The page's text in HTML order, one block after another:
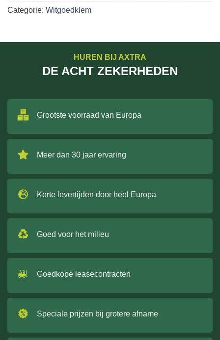
Categorie: Witgoedklem
HUREN BIJ AXTRA
DE ACHT ZEKERHEDEN
Grootste voorraad van Europa
Meer dan 30 jaar ervaring
Korte levertijden door heel Europa
Goed voor het milieu
Goedkope leasecontracten
Speciale prijzen bij grotere afname